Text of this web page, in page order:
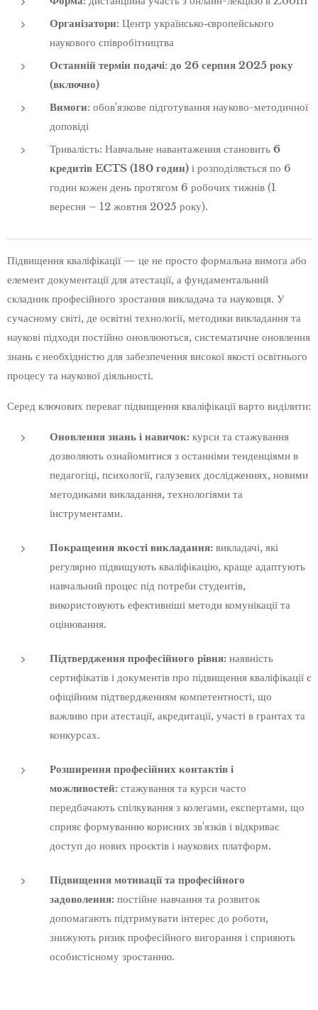
Організатори: Центр українсько‑європейського
наукового співробітництва
Останній термін подачі: до 26 серпня 2025 року
(включно)
Вимоги: обов'язкове підготування науково-методичної
доповіді
Тривалість: Навчальне навантаження становить 6
кредитів ECTS (180 годин) і розподіляється по 6
годин кожен день протягом 6 робочих тижнів (1
вересня – 12 жовтня 2025 року).
Підвищення кваліфікації — це не просто формальна вимога або
елемент документації для атестації, а фундаментальний
складник професійного зростання викладача та науковця. У
сучасному світі, де освітні технології, методики викладання та
наукові підходи постійно оновлюються, систематичне оновлення
знань є необхідністю для забезпечення високої якості освітнього
процесу та наукової діяльності.
Серед ключових переваг підвищення кваліфікації варто виділити:
Оновлення знань і навичок: курси та стажування
дозволяють ознайомитися з останніми тенденціями в
педагогіці, психології, галузевих дослідженнях, новими
методиками викладання, технологіями та
інструментами.
Покращення якості викладання: викладачі, які
регулярно підвищують кваліфікацію, краще адаптують
навчальний процес під потреби студентів,
використовують ефективніші методи комунікації та
оцінювання.
Підтвердження професійного рівня: наявність
сертифікатів і документів про підвищення кваліфікації є
офіційним підтвердженням компетентності, що
важливо при атестації, акредитації, участі в грантах та
конкурсах.
Розширення професійних контактів і
можливостей: стажування та курси часто
передбачають спілкування з колегами, експертами, що
сприяє формуванню корисних зв'язків і відкриває
доступ до нових проєктів і наукових платформ.
Підвищення мотивації та професійного
задоволення: постійне навчання та розвиток
допомагають підтримувати інтерес до роботи,
знижують ризик професійного вигорання і сприяють
особистісному зростанню.